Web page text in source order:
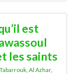
est
les saints
Al Azhar,